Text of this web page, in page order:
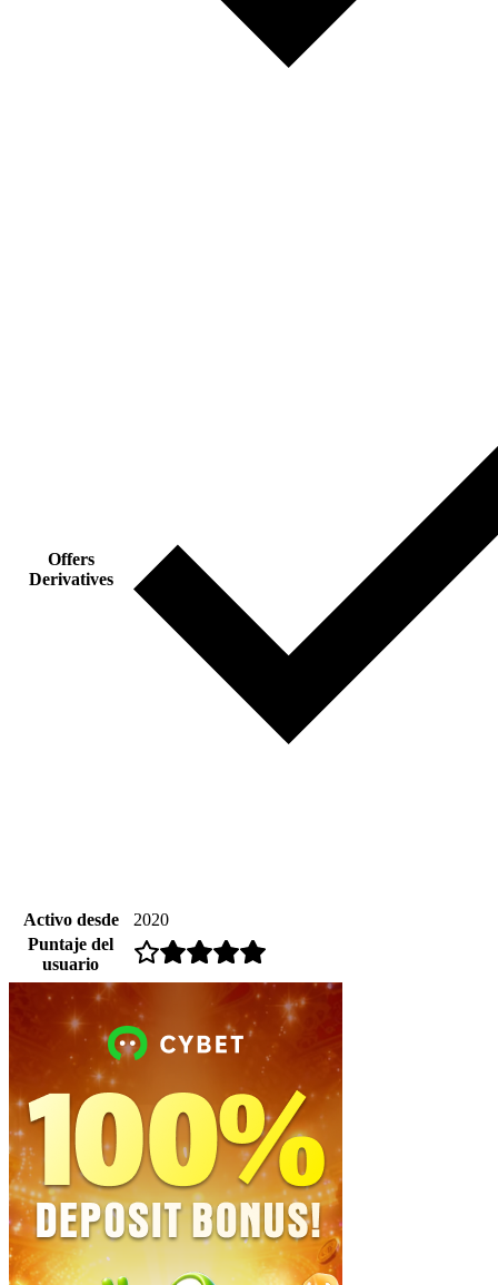
Offers
Derivatives
Activo desde
2020
Puntaje del
usuario